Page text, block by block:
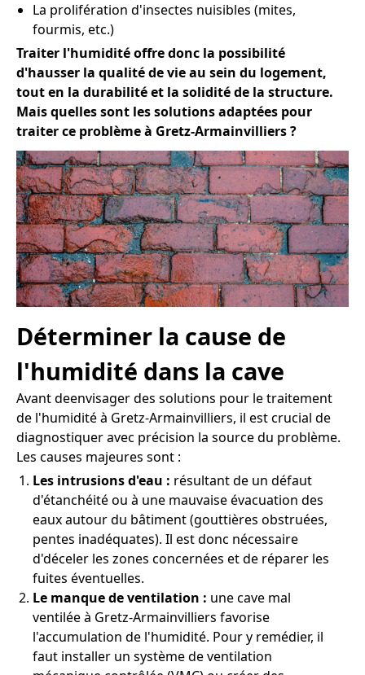
La prolifération d'insectes nuisibles (mites,
fourmis, etc.)
Traiter l'humidité offre donc la possibilité
d'hausser la qualité de vie au sein du logement,
tout en la durabilité et la solidité de la structure.
Mais quelles sont les solutions adaptées pour
traiter ce problème à Gretz-Armainvilliers ?
Déterminer la cause de
l'humidité dans la cave
Avant deenvisager des solutions pour le traitement
de l'humidité à Gretz-Armainvilliers, il est crucial de
diagnostiquer avec précision la source du problème.
Les causes majeures sont :
Les intrusions d'eau : résultant de un défaut
d'étanchéité ou à une mauvaise évacuation des
eaux autour du bâtiment (gouttières obstruées,
pentes inadéquates). Il est donc nécessaire
d'déceler les zones concernées et de réparer les
fuites éventuelles.
Le manque de ventilation : une cave mal
ventilée à Gretz-Armainvilliers favorise
l'accumulation de l'humidité. Pour y remédier, il
faut installer un système de ventilation